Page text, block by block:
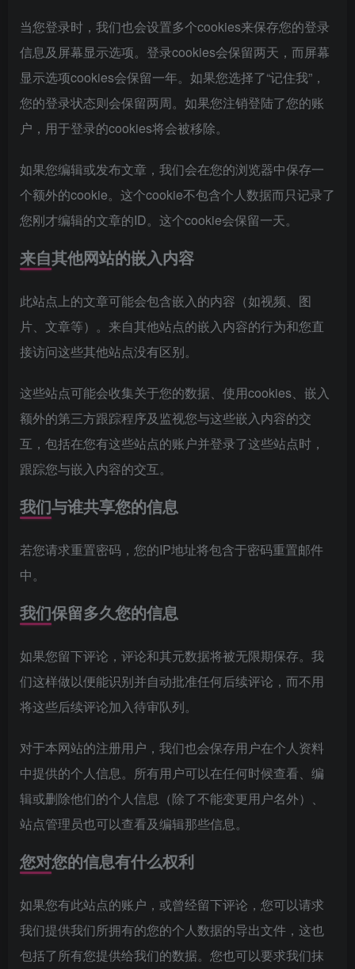
当您登录时，我们也会设置多个cookies来保存您的登录
信息及屏幕显示选项。登录cookies会保留两天，而屏幕
显示选项cookies会保留一年。如果您选择了“记住我”，
您的登录状态则会保留两周。如果您注销登陆了您的账
户，用于登录的cookies将会被移除。
如果您编辑或发布文章，我们会在您的浏览器中保存一
个额外的cookie。这个cookie不包含个人数据而只记录了
您刚才编辑的文章的ID。这个cookie会保留一天。
来自其他网站的嵌入内容
此站点上的文章可能会包含嵌入的内容（如视频、图
片、文章等）。来自其他站点的嵌入内容的行为和您直
接访问这些其他站点没有区别。
这些站点可能会收集关于您的数据、使用cookies、嵌入
额外的第三方跟踪程序及监视您与这些嵌入内容的交
互，包括在您有这些站点的账户并登录了这些站点时，
跟踪您与嵌入内容的交互。
我们与谁共享您的信息
若您请求重置密码，您的IP地址将包含于密码重置邮件
中。
我们保留多久您的信息
如果您留下评论，评论和其元数据将被无限期保存。我
们这样做以便能识别并自动批准任何后续评论，而不用
将这些后续评论加入待审队列。
对于本网站的注册用户，我们也会保存用户在个人资料
中提供的个人信息。所有用户可以在任何时候查看、编
辑或删除他们的个人信息（除了不能变更用户名外）、
站点管理员也可以查看及编辑那些信息。
您对您的信息有什么权利
如果您有此站点的账户，或曾经留下评论，您可以请求
我们提供我们所拥有的您的个人数据的导出文件，这也
包括了所有您提供给我们的数据。您也可以要求我们抹